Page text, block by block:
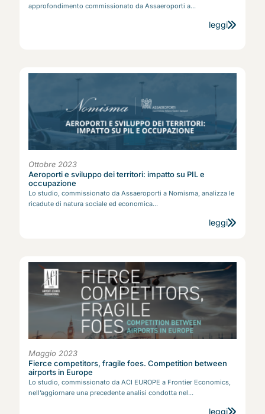
approfondimento commissionato da Assaeroporti a...
leggi
Ottobre 2023
Aeroporti e sviluppo dei territori: impatto su PIL e
occupazione
Lo studio, commissionato da Assaeroporti a Nomisma, analizza le
ricadute di natura sociale ed economica...
leggi
Maggio 2023
Fierce competitors, fragile foes. Competition between
airports in Europe
Lo studio, commissionato da ACI EUROPE a Frontier Economics,
nell’aggiornare una precedente analisi condotta nel...
leggi